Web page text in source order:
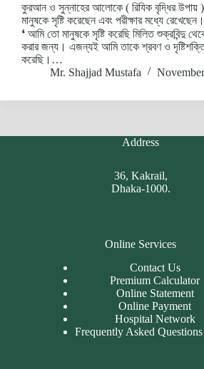
কুরআন ও সুন্নাহের আলোকে ( রিযিক বৃদ্ধির
মানুষকে সৃষ্টি করেছেন এবং পরীক্ষার মধ্যে
❛ আমি তো মানুষকে সৃষ্টি করেছি মিলিত শুক্রবিন্দু
করার জন্য। এজন্যই আমি তাকে শ্রবণ ও
করেছি।…
Mr. Shajjad Mustafa
Address
36, Kakrail,
Dhaka-1000.
Online Services
Contact Us
Premium Calculator
Online Statement
Online Payment
Hospital Network
Frequently Asked